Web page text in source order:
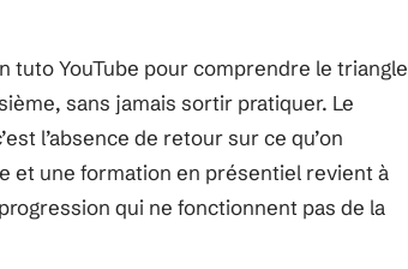
tuto YouTube pour comprendre le triangle
sans jamais sortir pratiquer. Le
l’absence de retour sur ce qu’on
et une formation en présentiel revient à
qui ne fonctionnent pas de la